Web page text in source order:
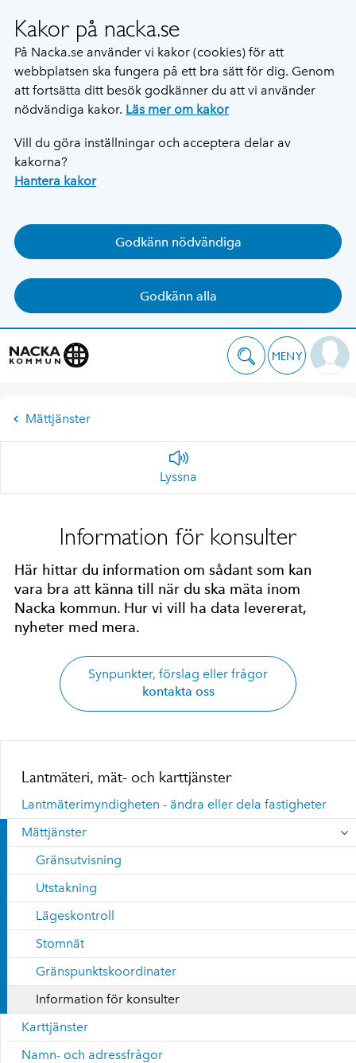
Kakor på nacka.se
På Nacka.se använder vi kakor (cookies) för att
webbplatsen ska fungera på ett bra sätt för dig. Genom
att fortsätta ditt besök godkänner du att vi använder
nödvändiga kakor. Läs mer om kakor
Vill du göra inställningar och acceptera delar av
kakorna?
Hantera kakor
Godkänn nödvändiga
Godkänn alla
MENY
Mättjänster
Lyssna
Information för konsulter
Här hittar du information om sådant som kan
vara bra att känna till när du ska mäta inom
Nacka kommun. Hur vi vill ha data levererat,
nyheter med mera.
Synpunkter, förslag eller frågor
kontakta oss
Lantmäteri, mät- och karttjänster
Lantmäterimyndigheten - ändra eller dela fastigheter
Mättjänster
Gränsutvisning
Utstakning
Lägeskontroll
Stomnät
Gränspunktskoordinater
Information för konsulter
Karttjänster
Namn- och adressfrågor